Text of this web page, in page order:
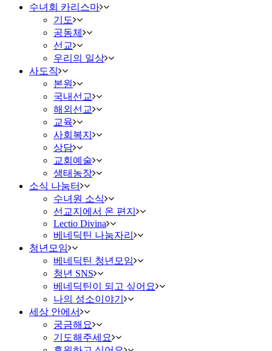
수녀회 카리스마
기도
공동체
선교
우리의 일상
사도직
본원
국내선교
해외선교
교육
사회복지
상담
교회예술
생태농장
소식 나눔터
수녀원 소식
선교지에서 온 편지
Lectio Divina
베네딕틴 나눔자리
청년모임
베네딕틴 청년모임
청년 SNS
베네딕틴이 되고 싶어요
나의 성소이야기
세상 안에서
궁금해요
기도해주세요